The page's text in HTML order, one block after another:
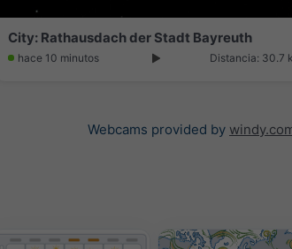
City: Rathausdach der Stadt Bayreuth
hace 10 minutos Distancia: 30.7
Webcams provided by